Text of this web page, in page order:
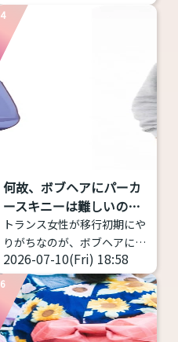
の高さだけじゃなく、「響
き」や「共鳴」なども分析し
てくれるアプリです。 こちら
impression-
checker.vercel.app/ 物語の
朗読音声を録音し、その声の
印象が「男性的」か、「女性
ケーション。 ピッチだけでは
なく、フォルマント（声の共
鳴: 響き方に影響する）を考
慮する。 ...
4
何故、ボブヘアにパーカ
ースキニーは難しいの
か？
トランス女性が移行初期にや
りがちなのが、ボブヘアにパ
ーカー、スキニー(またはタ
イツ)、スニーカーの三種の
神器
これ、実は相当難
しい。中性、ナチュラルな女
性に寄せようとしてミスって
2026-07-10(Fri) 18:58
6